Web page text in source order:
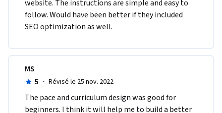
website. The instructions are simple and easy to
follow. Would have been better if they included
SEO optimization as well.
MS
5 · Révisé le 25 nov. 2022
The pace and curriculum design was good for
beginners. I think it will help me to build a better